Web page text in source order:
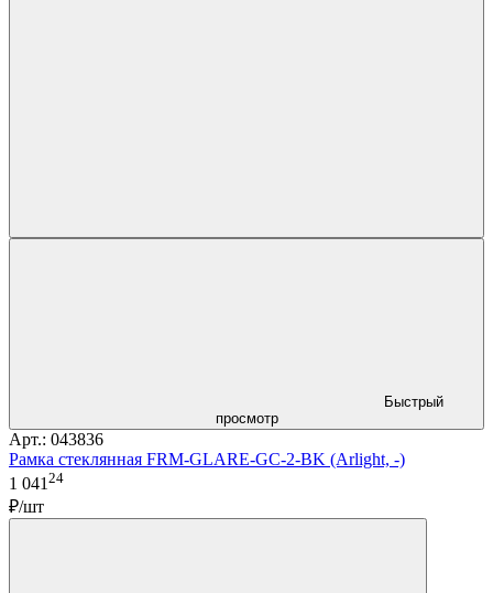
Быстрый
просмотр
Арт.: 043836
Рамка стеклянная FRM-GLARE-GC-2-BK (Arlight, -)
1 041 24
₽/шт